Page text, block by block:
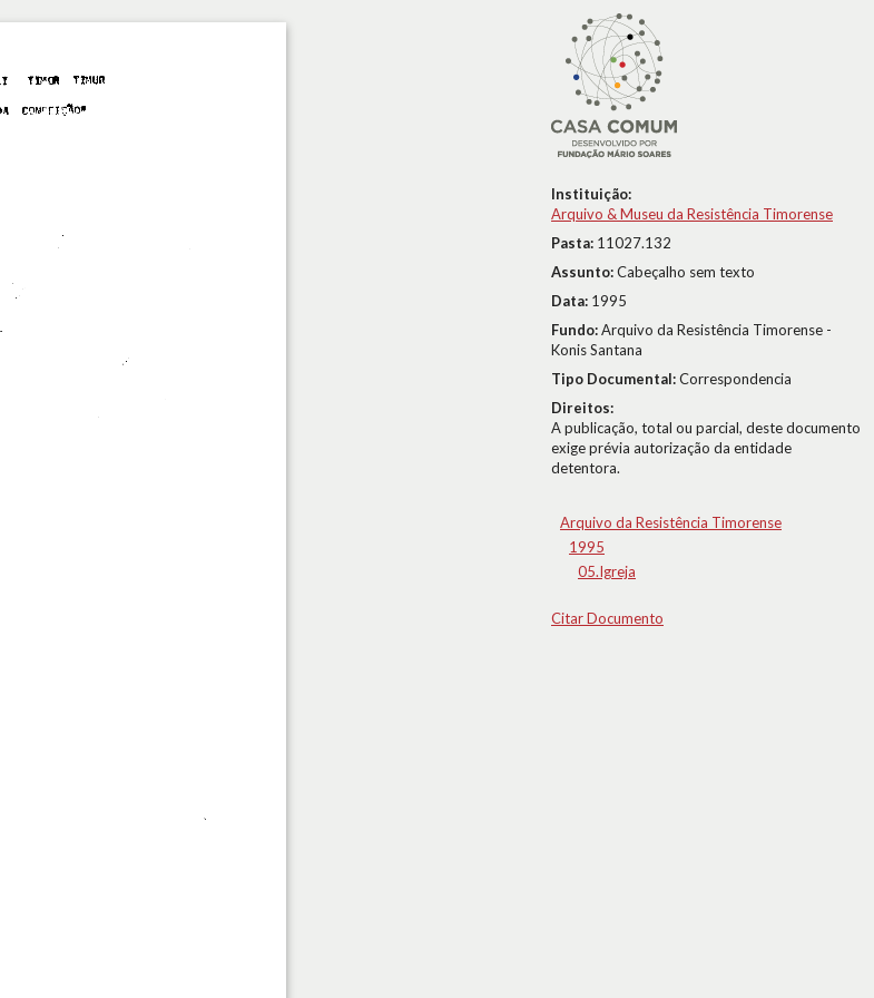
Instituição:
Arquivo & Museu da Resistência Timorense
Pasta: 11027.132
Assunto:Cabeçalho sem texto
Data: 1995
Fundo:Arquivo da Resistência Timorense -
Konis Santana
Tipo Documental:Correspondencia
Direitos:
A publicação, total ou parcial, deste documento
exige prévia autorização da entidade
detentora.
Arquivo da Resistência Timorense
1995
05.Igreja
Citar Documento